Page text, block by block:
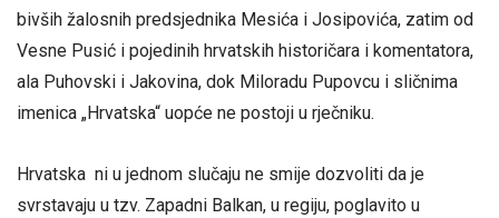
bivših žalosnih predsjednika Mesića i Josipovića, zatim od
Vesne Pusić i pojedinih hrvatskih historičara i komentatora,
ala Puhovski i Jakovina, dok Miloradu Pupovcu i sličnima
imenica „Hrvatska“ uopće ne postoji u rječniku.
Hrvatska ni u jednom slučaju ne smije dozvoliti da je
svrstavaju u tzv. Zapadni Balkan, u regiju, poglavito u